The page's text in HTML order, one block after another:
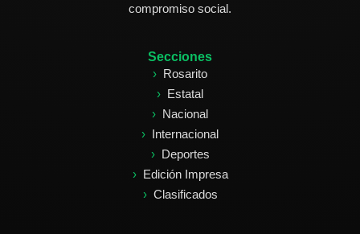
compromiso social.
Secciones
Rosarito
Estatal
Nacional
Internacional
Deportes
Edición Impresa
Clasificados